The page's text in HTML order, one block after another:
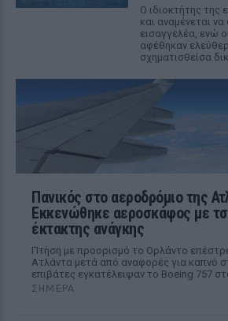
Ο ιδιοκτήτης της
και αναμένεται
εισαγγελέα, ενώ
αφέθηκαν
σχηματισθείσα
Πανικός στο αεροδρόμιο της
Εκκενώθηκε αεροσκάφος με
έκτακτης ανάγκης
Πτήση με προορισμό το Ορλάντο
Ατλάντα μετά από αναφορές για καπνό
επιβάτες εγκατέλειψαν το Boeing 757
ΣΉΜΕΡΑ